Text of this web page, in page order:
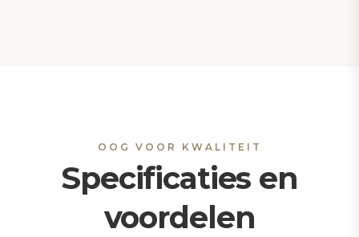
OOG VOOR KWALITEIT
Specificaties en
voordelen